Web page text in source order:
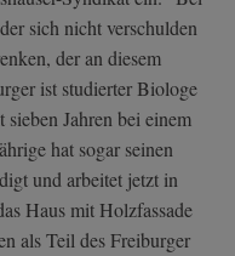
sich nicht verschulden
der an diesem
ist studierter Biologe
Jahren bei einem
hat sogar seinen
und arbeitet jetzt in
Haus mit Holzfassade
als Teil des Freiburger